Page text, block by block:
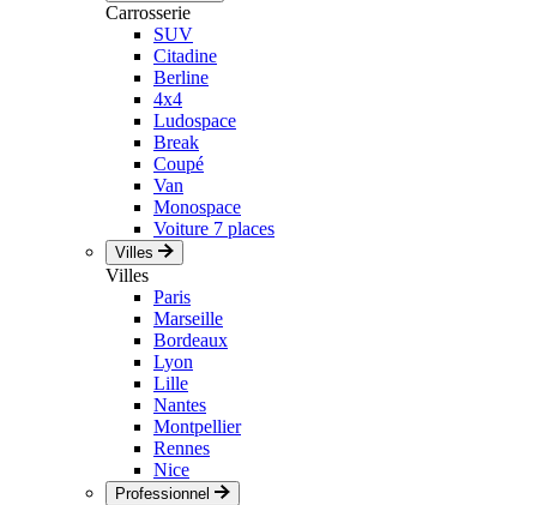
Carrosserie
SUV
Citadine
Berline
4x4
Ludospace
Break
Coupé
Van
Monospace
Voiture 7 places
Villes
Villes
Paris
Marseille
Bordeaux
Lyon
Lille
Nantes
Montpellier
Rennes
Nice
Professionnel